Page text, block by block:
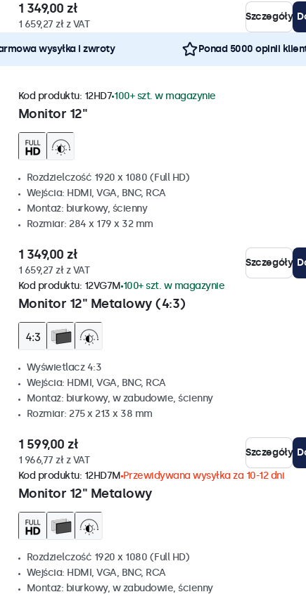
1 349,00 zł
1 659,27 zł z VAT
Szczegóły
wysyłka i zwroty Ponad 5000 opinii
Monitor 12"
Kod produktu: 12HD7 100+ szt. w magazynie
Rozdzielczość 1920 x 1080 (Full HD)
Wejścia: HDMI, VGA, BNC, RCA
Montaż: biurkowy, ścienny
Rozmiar: 284 x 179 x 32 mm
1 349,00 zł
1 659,27 zł z VAT
Szczegóły
Monitor 12" Metalowy (4:3)
Kod produktu: 12VG7M 100+ szt. w magazynie
Wyświetlacz 4:3
Wejścia: HDMI, VGA, BNC, RCA
Montaż: biurkowy, w zabudowie, ścienny
Rozmiar: 275 x 213 x 38 mm
1 599,00 zł
1 966,77 zł z VAT
Szczegóły
Monitor 12" Metalowy
Kod produktu: 12HD7M Przewidywana wysyłka za 10-12 dni
Rozdzielczość 1920 x 1080 (Full HD)
Wejścia: HDMI, VGA, BNC, RCA
Montaż: biurkowy, w zabudowie, ścienny